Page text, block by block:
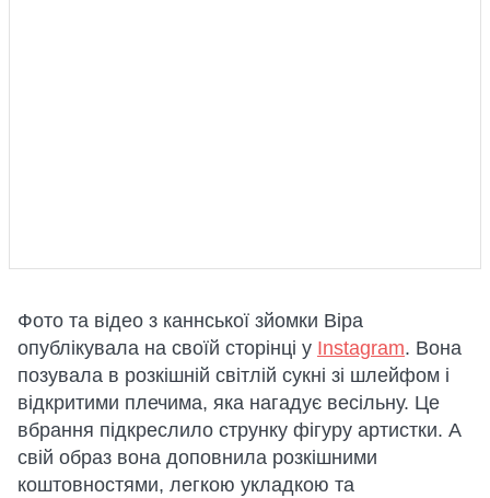
Фото та відео з каннської зйомки Віра
опублікувала на своїй сторінці у Instagram. Вона
позувала в розкішній світлій сукні зі шлейфом і
відкритими плечима, яка нагадує весільну. Це
вбрання підкреслило струнку фігуру артистки. А
свій образ вона доповнила розкішними
коштовностями, легкою укладкою та